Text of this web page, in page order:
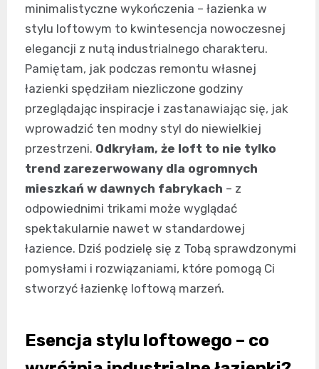
minimalistyczne wykończenia – łazienka w
stylu loftowym to kwintesencja nowoczesnej
elegancji z nutą industrialnego charakteru.
Pamiętam, jak podczas remontu własnej
łazienki spędziłam niezliczone godziny
przeglądając inspiracje i zastanawiając się, jak
wprowadzić ten modny styl do niewielkiej
przestrzeni. Odkryłam, że loft to nie tylko
trend zarezerwowany dla ogromnych
mieszkań w dawnych fabrykach – z
odpowiednimi trikami może wyglądać
spektakularnie nawet w standardowej
łazience. Dziś podzielę się z Tobą sprawdzonymi
pomysłami i rozwiązaniami, które pomogą Ci
stworzyć łazienkę loftową marzeń.
Esencja stylu loftowego – co